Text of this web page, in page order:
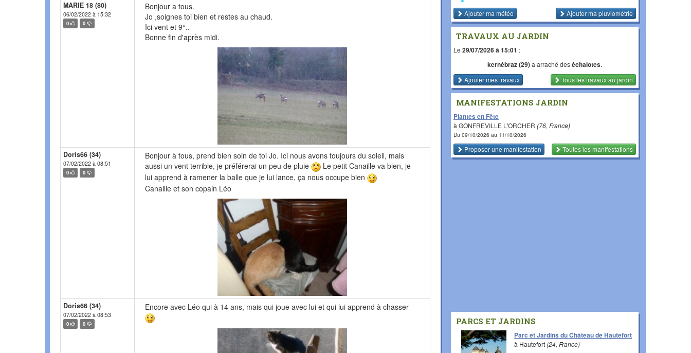
MARIE 18 (80)
06/02/2022 à 15:32
0 0
Bonjour a tous.
Jo ,soignes toi bien et restes au chaud.
Ici vent et 9°..
Bonne fin d'après midi.
Doris66 (34)
07/02/2022 à 08:51
0 0
Bonjour à tous, prend bien soin de toi Jo. Ici nous avons toujours du soleil, mais
aussi un vent terrible, je préférerai un peu de pluie
Le petit Canaille va bien, je
lui apprend à ramener la balle que je lui lance, ça nous occupe bien
Canaille et son copain Léo
Doris66 (34)
07/02/2022 à 08:53
0 0
Encore avec Léo qui à 14 ans, mais qui joue avec lui et qui lui apprend à chasser
Ajouter ma météo Ajouter ma pluviométrie
TRAVAUX AU JARDIN
Le 29/07/2026 à 15:01 :
kernébraz (29)a arraché deséchalotes.
Ajouter mes travaux
Tous les travauxau jardin
MANIFESTATIONS JARDIN
Plantes en Fête
à GONFREVILLE L'ORCHER (76, France)
Du 09/10/2026 au 11/10/2026
Proposer une manifestation Toutes les manifestations
PARCS ET JARDINS
Parc et Jardins du Château de Hautefort
à Hautefort(24, France)